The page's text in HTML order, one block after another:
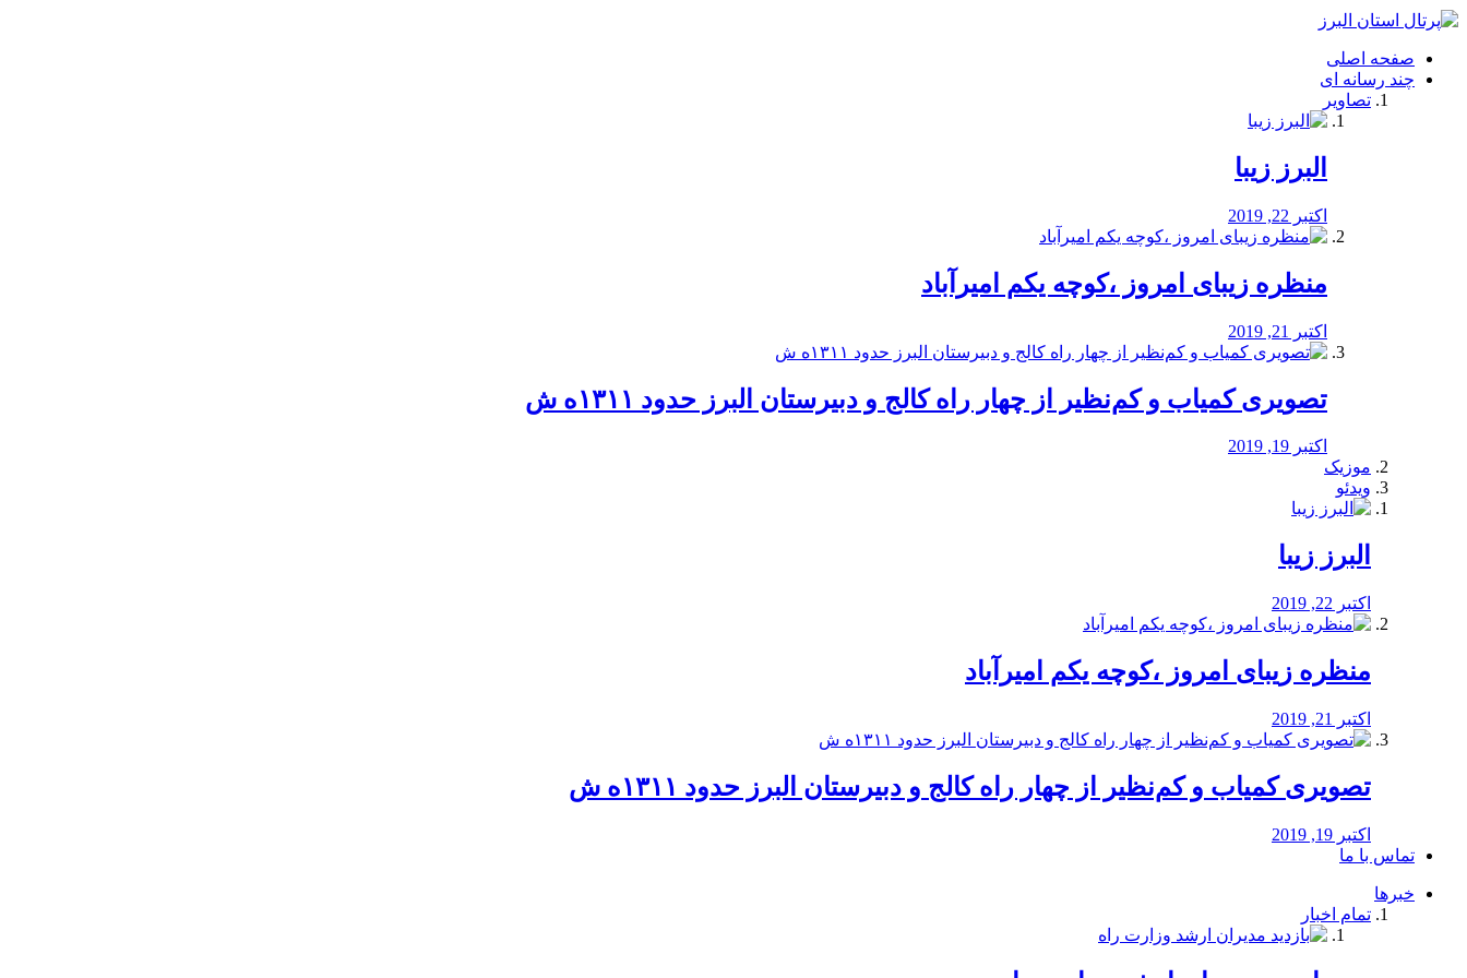
فصد
شرق
تهران
خشکشویی
صفحه اصلی
چند رسانه ای
تصاویر
البرز زیبا
اکتبر 22, 2019
منظره‌‌ زیبای امروز ،کوچه یکم امیرآباد
اکتبر 21, 2019
️تصویری کمیاب و کم‌نظیر از چهار راه كالج و دبيرستان البرز حدود ۱۳۱۱ه ش
اکتبر 19, 2019
موزیک
ویدئو
البرز زیبا
اکتبر 22, 2019
منظره‌‌ زیبای امروز ،کوچه یکم امیرآباد
اکتبر 21, 2019
️تصویری کمیاب و کم‌نظیر از چهار راه كالج و دبيرستان البرز حدود ۱۳۱۱ه ش
اکتبر 19, 2019
تماس با ما
خبرها
تمام اخبار